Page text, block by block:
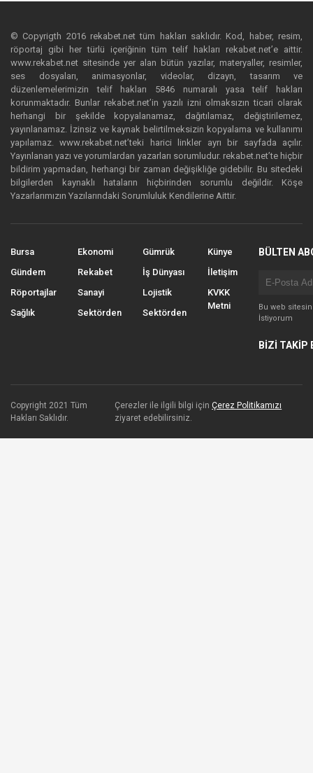
© Copyrigth 2016 rekabet.net tüm hakları saklıdır. Kod, haber, resim,
röportaj gibi her türlü içeriğinin tüm telif hakları rekabet.net’e aittir.
www.rekabet.net sitesinde yer alan bütün yazılar, materyaller, resimler,
ses dosyaları, animasyonlar, videolar, dizayn, tasarım ve
düzenlemelerimizin telif hakları 5846 numaralı yasa telif hakları
korunmaktadır. Bunlar rekabet.net’in yazılı izni olmaksızın ticari olarak
herhangi bir şekilde kopyalanamaz, dağıtılamaz, değiştirilemez,
yayınlanamaz. İzinsiz ve kaynak belirtilmeksizin kopyalama ve kullanımı
yapılamaz. www.rekabet.net’teki harici linkler ayrı bir sayfada açılır.
Yayınlanan yazı ve yorumlardan yazarları sorumludur. rekabet.net’te hiçbir
bildirim yapmadan, herhangi bir zaman değişikliğe gidebilir. Bu sitedeki
bilgilerden kaynaklı hataların hiçbirinden sorumlu değildir. Köşe
Yazarlarımızın Yazılarındaki Sorumluluk Kendilerine Aittir.
Bursa
Gündem
Röportajlar
Sağlık
Ekonomi
Rekabet
Sanayi
Sektörden
Gümrük
İş Dünyası
Lojistik
Sektörden
Künye
İletişim
KVKK
Metni
BÜLTEN
Bu web
İstiyorum
BİZİ TAKİP
Copyright 2021 Tüm
Hakları Saklıdır.
Çerezler ile ilgili bilgi içinÇerez Politikamızı
ziyaret edebilirsiniz.